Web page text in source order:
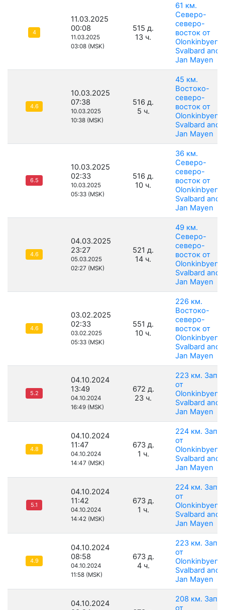
4
11.03.2025
00:08
11.03.2025
03:08 (MSK)
515 д.
13 ч.
61 км.
Северо-
северо-
восток от
Olonkinbyen,
Svalbard and
Jan Mayen
4.6
10.03.2025
07:38
10.03.2025
10:38 (MSK)
516 д.
5 ч.
45 км.
Востоко-
северо-
восток от
Olonkinbyen,
Svalbard and
Jan Mayen
6.5
10.03.2025
02:33
10.03.2025
05:33 (MSK)
516 д.
10 ч.
36 км.
Северо-
северо-
восток от
Olonkinbyen,
Svalbard and
Jan Mayen
4.6
04.03.2025
23:27
05.03.2025
02:27 (MSK)
521 д.
14 ч.
49 км.
Северо-
северо-
восток от
Olonkinbyen,
Svalbard and
Jan Mayen
4.6
03.02.2025
02:33
03.02.2025
05:33 (MSK)
551 д.
10 ч.
226 км.
Востоко-
северо-
восток от
Olonkinbyen,
Svalbard and
Jan Mayen
5.2
04.10.2024
13:49
04.10.2024
16:49 (MSK)
672 д.
23 ч.
223 км.
от
Olonkinbyen,
Svalbard and
Jan Mayen
4.8
04.10.2024
11:47
04.10.2024
14:47 (MSK)
673 д.
1 ч.
224 км.
от
Olonkinbyen,
Svalbard and
Jan Mayen
5.1
04.10.2024
11:42
04.10.2024
14:42 (MSK)
673 д.
1 ч.
224 км.
от
Olonkinbyen,
Svalbard and
Jan Mayen
4.9
04.10.2024
08:58
04.10.2024
11:58 (MSK)
673 д.
4 ч.
223 км.
от
Olonkinbyen,
Svalbard and
Jan Mayen
04.10.2024
208 км.
от